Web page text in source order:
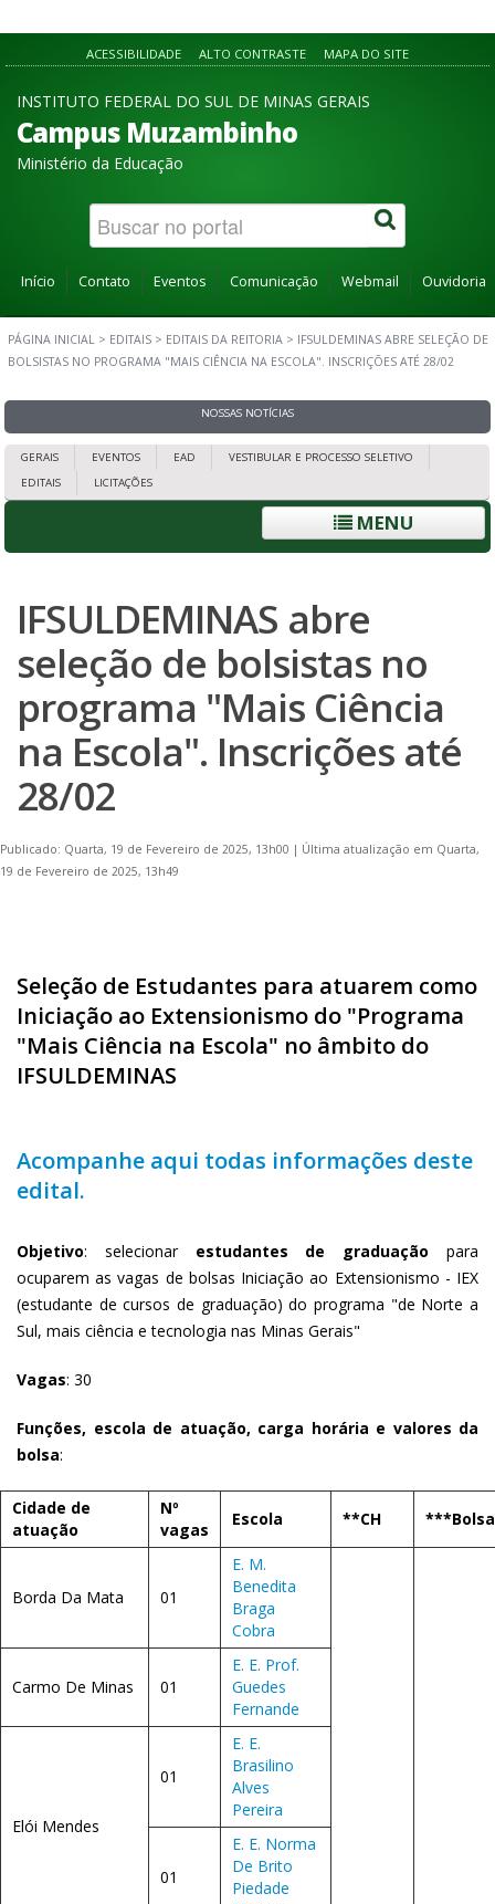
ACESSIBILIDADE ALTO CONTRASTE MAPA DO SITE
INSTITUTO FEDERAL DO SUL DE MINAS GERAIS
Campus Muzambinho
Ministério da Educação
Início Contato Eventos Comunicação Webmail Ouvidoria
PÁGINA INICIAL > EDITAIS > EDITAIS DA REITORIA > IFSULDEMINAS ABRE SELEÇÃO DE
BOLSISTAS NO PROGRAMA "MAIS CIÊNCIA NA ESCOLA". INSCRIÇÕES ATÉ 28/02
NOSSAS NOTÍCIAS
GERAIS EVENTOS EAD
VESTIBULAR E PROCESSO SELETIVO
EDITAIS
LICITAÇÕES
MENU
IFSULDEMINAS abre
seleção de bolsistas no
programa "Mais Ciência
na Escola". Inscrições até
28/02
Publicado: Quarta, 19 de Fevereiro de 2025, 13h00 | Última atualização em Quarta,
19 de Fevereiro de 2025, 13h49
Seleção de Estudantes para atuarem como
Iniciação ao Extensionismo do "Programa
"Mais Ciência na Escola" no âmbito do
IFSULDEMINAS
Acompanhe aqui todas informações deste
edital.
Objetivo: selecionar estudantes de graduação para
ocuparem as vagas de bolsas Iniciação ao Extensionismo - IEX
(estudante de cursos de graduação) do programa "de Norte a
Sul, mais ciência e tecnologia nas Minas Gerais"
Vagas: 30
Funções, escola de atuação, carga horária e valores da
bolsa:
Cidade de
atuação
Nº
vagas
Escola **CH ***Bolsa
Borda Da Mata 01
E. M.
Benedita
Braga
Cobra
Carmo De Minas 01
E. E. Prof.
Guedes
Fernande
Elói Mendes
01
E. E.
Brasilino
Alves
Pereira
01
E. E. Norma
De Brito
Piedade